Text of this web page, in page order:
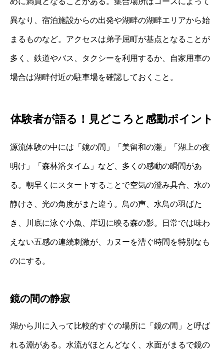
異なり、宿泊施設からの出発や湖畔の湖畔エリアから始
まるものなど。アクセスは弟子屈町が基点となることが
多く、鉄道やバス、タクシーを利用するか、自家用車の
場合は湖畔付近の駐車場を確認しておくこと。
体験者が語る！見どころと感動ポイント
源流体験の中には「鏡の間」「美留和の瀬」「湖上の夜
明け」「森林浴タイム」など、多くの感動の瞬間があ
る。朝早くにスタートすることで空気の澄み具合、水の
静けさ、光の角度がまた違う。鳥の声、水鳥の羽ばた
き、川底に泳ぐ小魚、岸辺に映る森の影。日常では味わ
えない五感の連続刺激が、カヌーを漕ぐ時間を特別なも
のにする。
鏡の間の静寂
湖から川に入って比較的すぐの場所に「鏡の間」と呼ば
れる淵がある。水流がほとんどなく、水面がまるで鏡の